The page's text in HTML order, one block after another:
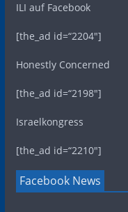
ILI auf Facebook
[the_ad id=“2204″]
Honestly Concerned
[the_ad id=“2198″]
Israelkongress
[the_ad id=“2210″]
Facebook News